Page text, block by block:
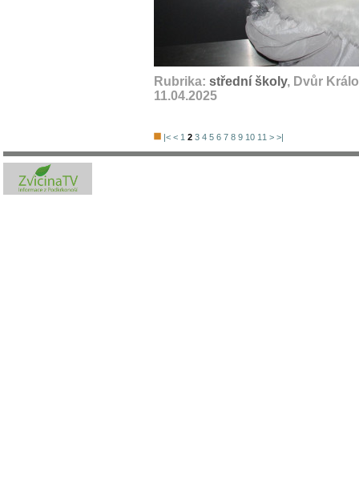
Rubrika: střední školy, Dvůr
11.04.2025
|< < 1 2 3 4 5 6 7 8 9 10 11 > >|